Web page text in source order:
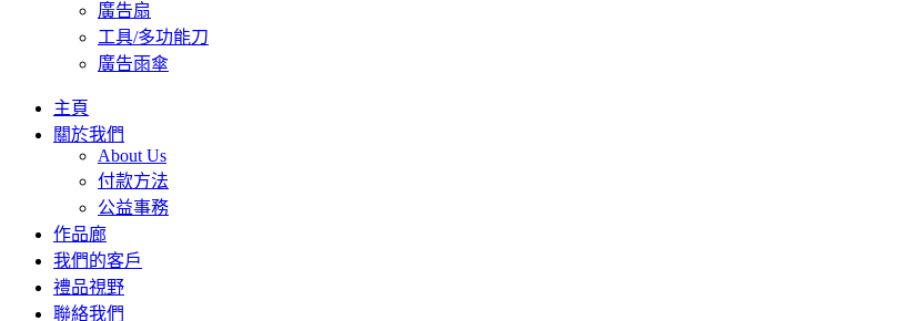
廣告扇
工具/多功能刀
廣告雨傘
主頁
關於我們
About Us
付款方法
公益事務
作品廊
我們的客戶
禮品視野
聯絡我們